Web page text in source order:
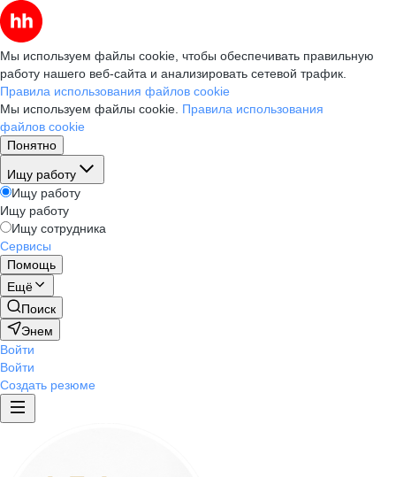
Мы используем файлы cookie, чтобы обеспечивать правильную
работу нашего веб-сайта и анализировать сетевой трафик.
Правила использования файлов cookie
Мы используем файлы cookie. Правила использования
файлов cookie
Понятно
Ищу работу
Ищу работу
Ищу работу
Ищу сотрудника
Сервисы
Помощь
Ещё
Поиск
Энем
Войти
Войти
Создать резюме